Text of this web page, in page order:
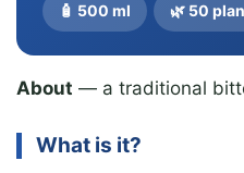
🧴 500 ml 🌿 50
About — a traditional
What is it?